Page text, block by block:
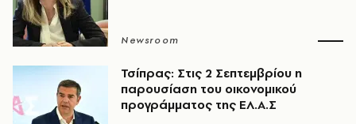
Newsroom
Τσίπρας: Στις 2 Σεπτεμβρίου η
παρουσίαση του οικονομικού
προγράμματος της ΕΛ.Α.Σ